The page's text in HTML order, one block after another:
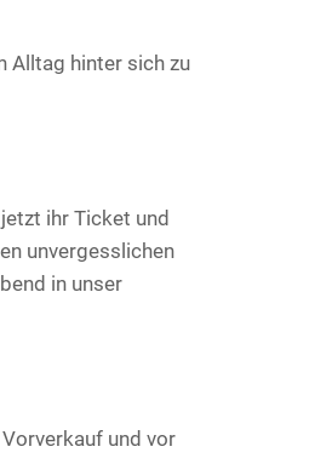
Alltag hinter sich zu
ihr Ticket und
unvergesslichen
in unser
und vor